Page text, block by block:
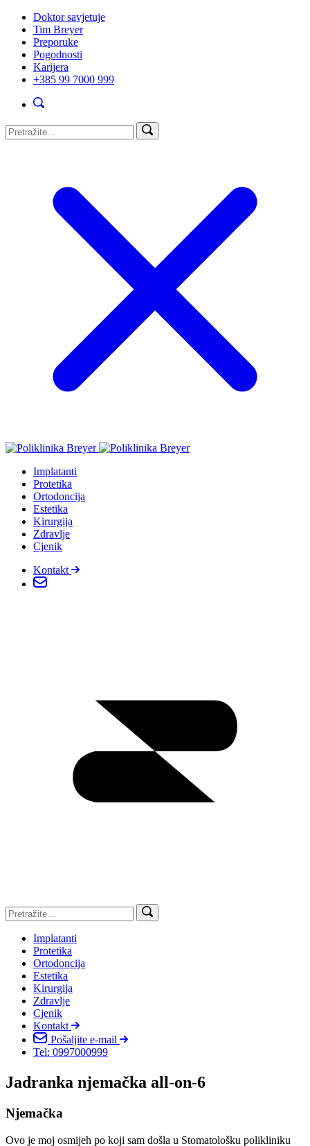
Doktor savjetuje
Tim Breyer
Preporuke
Pogodnosti
Karijera
+385 99 7000 999
Implatanti
Protetika
Ortodoncija
Estetika
Kirurgija
Zdravlje
Cjenik
Kontakt
Implatanti
Protetika
Ortodoncija
Estetika
Kirurgija
Zdravlje
Cjenik
Kontakt
Pošaljite e-mail
Tel: 0997000999
Jadranka njemačka all-on-6
Njemačka
Ovo je moj osmijeh po koji sam došla u Stomatološku polikliniku